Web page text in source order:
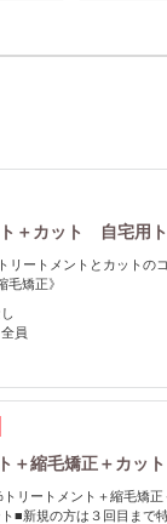
＋カット 自宅用
リートメントとカット
毛矯正》
全員
＋縮毛矯正＋カッ
リートメント＋縮毛矯
■新規の方は３回目ま